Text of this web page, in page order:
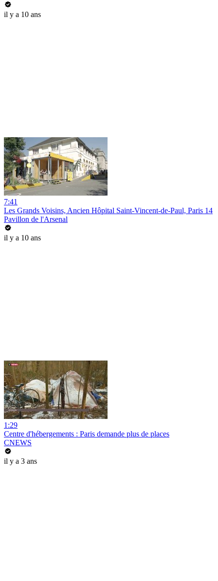
il y a 10 ans
7:41
Les Grands Voisins, Ancien Hôpital Saint-Vincent-de-Paul, Paris 14
Pavillon de l'Arsenal
il y a 10 ans
1:29
Centre d'hébergements : Paris demande plus de places
CNEWS
il y a 3 ans